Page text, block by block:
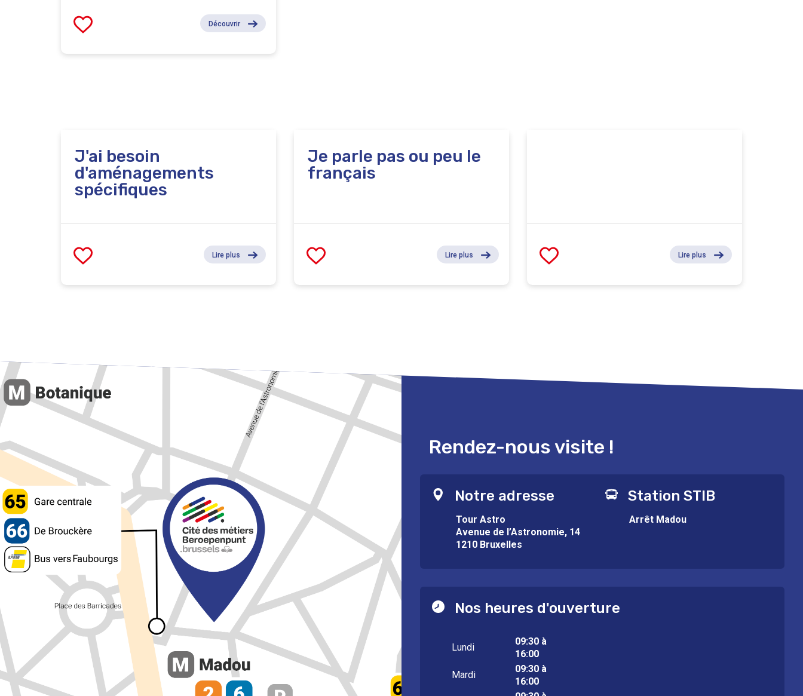
Découvrir
J'ai besoin
d'aménagements
spécifiques
Lire plus
Je parle pas ou peu le
français
Lire plus Lire plus
Rendez-nous visite !
Notre adresse
Tour Astro
Avenue de l’Astronomie, 14
1210 Bruxelles
Station STIB
Arrêt Madou
Nos heures d'ouverture
Lundi
09:30 à
16:00
Mardi
09:30 à
16:00